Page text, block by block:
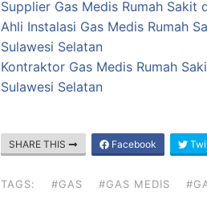
Supplier Gas Medis Rumah Sakit
Ahli Instalasi Gas Medis Rumah
Sulawesi Selatan
Kontraktor Gas Medis Rumah
Sulawesi Selatan
SHARE THIS Facebook
TAGS: #GAS #GAS MEDIS